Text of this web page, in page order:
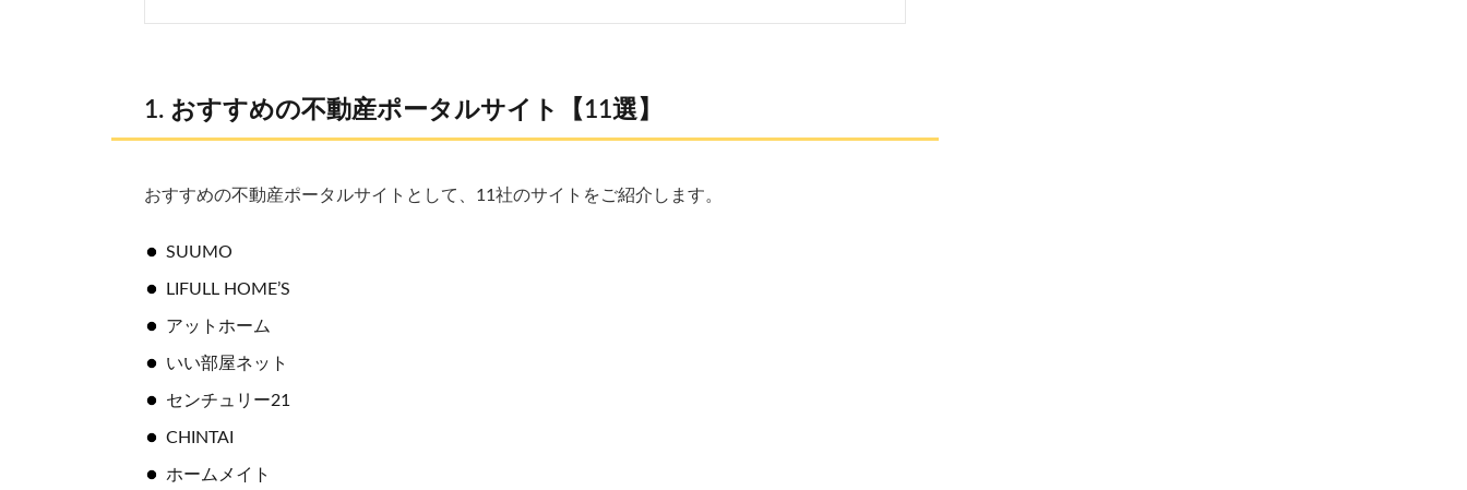
おすすめの不動産ポータルサイト【11選】
おすすめの不動産ポータルサイトとして、11社のサイトをご紹介します。
SUUMO
LIFULL HOME’S
アットホーム
いい部屋ネット
センチュリー21
CHINTAI
ホームメイト